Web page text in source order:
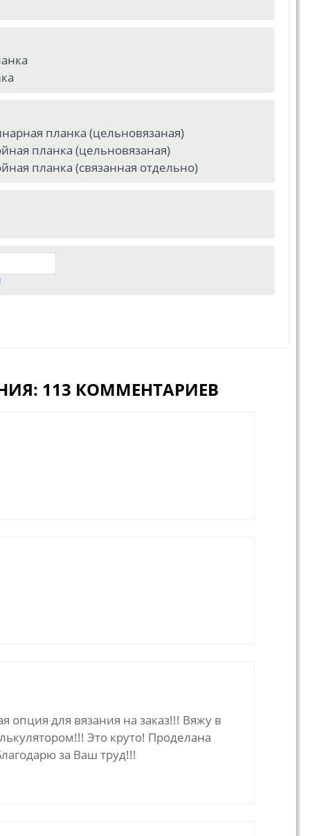
планка (цельновязаная)
планка (цельновязаная)
планка (связанная отдельно)
113 КОММЕНТАРИЕВ
опция для вязания на заказ!!! Вяжу в
Это круто! Проделана
за Ваш труд!!!